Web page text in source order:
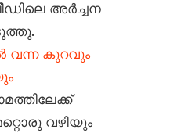
അർച്ചന
വന്ന കുറവും
വഴിയും